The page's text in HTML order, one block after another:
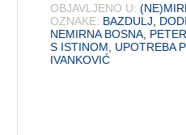
OBJAVLJENO U:
OZNAKE: BAZDULJ
NEMIRNA BOSNA
S ISTINOM
UPOTREBA
IVANKOVIĆ